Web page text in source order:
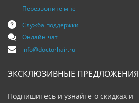
Перезвоните мне
Служба поддержки
Онлайн чат
info@doctorhair.ru
ЭКСКЛЮЗИВНЫЕ ПРЕДЛОЖЕНИЯ
Подпишитесь и узнайте о скидках и